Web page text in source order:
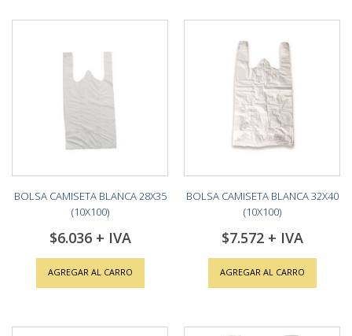
BOLSA CAMISETA BLANCA 28X35
(10X100)
$6.036
AGREGAR AL CARRO
BOLSA CAMISETA BLANCA 32X40
(10X100)
$7.572
AGREGAR AL CARRO